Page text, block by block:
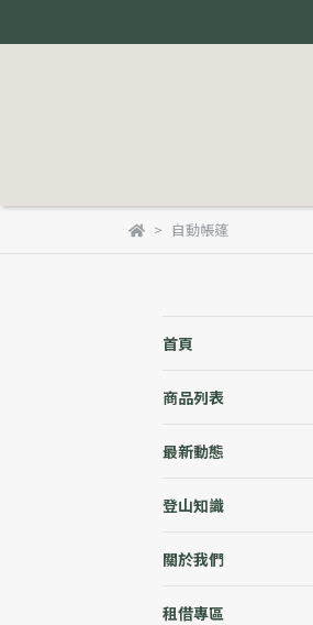
自動帳篷
首頁
商品列表
最新動態
登山知識
關於我們
租借專區